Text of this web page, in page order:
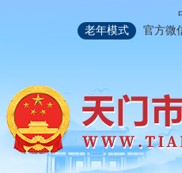
老年模式
官方微